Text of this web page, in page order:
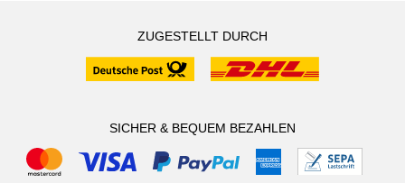
ZUGESTELLT DURCH
SICHER & BEQUEM BEZAHLEN